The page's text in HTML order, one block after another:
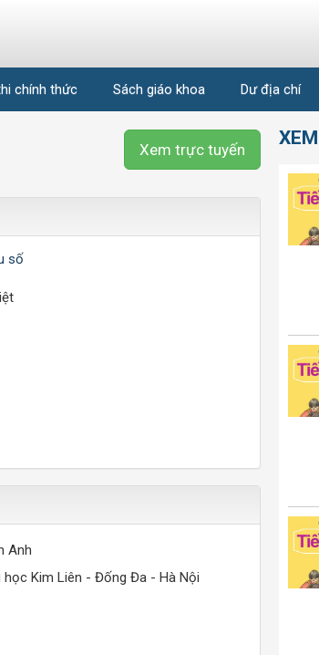
chính thức Sách giáo khoa Dư địa chí
Xem trực tuyến
số
Anh
học Kim Liên - Đống Đa - Hà Nội